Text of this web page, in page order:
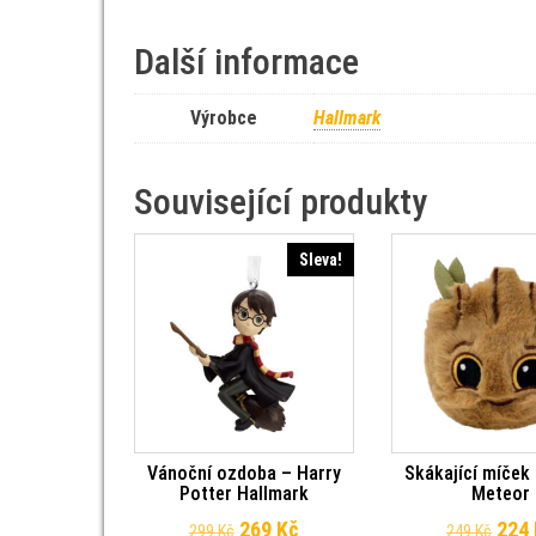
Další informace
Výrobce Hallmark
Související produkty
Sleva!
Vánoční ozdoba – Harry
Potter Hallmark
299Kč Původní cena byla: 299 Kč.
269 KčAktuální cena je: 269 Kč.
Skákající míček
Meteor
249Kč 224